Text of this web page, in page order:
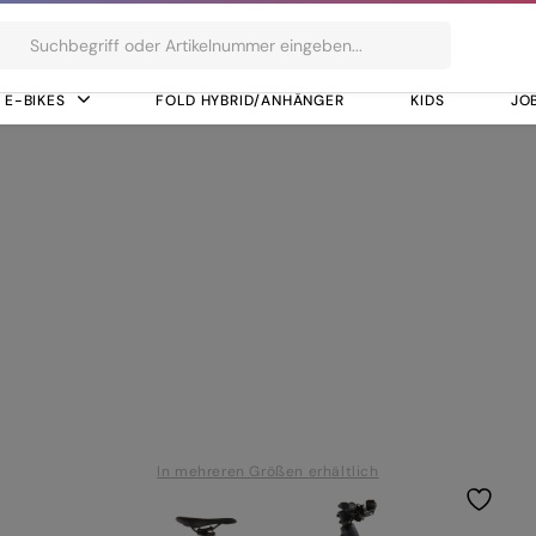
E-BIKES FOLD HYBRID/ANHÄNGER KIDS
In mehreren Größen erhältlich